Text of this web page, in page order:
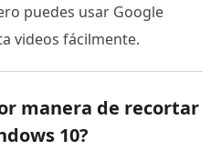
puedes usar Google
videos fácilmente.
manera de recortar
10?